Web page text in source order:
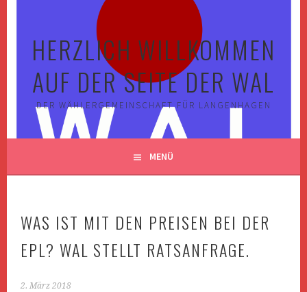
HERZLICH WILLKOMMEN
AUF DER SEITE DER WAL
DER WÄHLERGEMEINSCHAFT FÜR LANGENHAGEN
MENÜ
WAS IST MIT DEN PREISEN BEI DER
EPL? WAL STELLT RATSANFRAGE.
2. März 2018